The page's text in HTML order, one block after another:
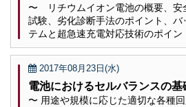
〜 リチウムイオン電池の概要、安
試験、劣化診断手法のポイント、バ
テムと超急速充電対応技術のポイ
2017年08月23日(水)
電池におけるセルバランスの
〜 用途や規模に応じた適切な各種